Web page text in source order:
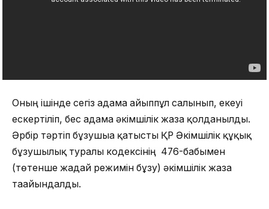
Оның ішінде сегіз адамға айыппұл салынып, екеуі
ескертіліп, бес адамға әкімшілік жаза қолданылды.
Әрбір тәртіп бұзушыға қатысты ҚР Әкімшілік құқық
бұзушылық туралы кодексінің 476-бабымен
(төтенше жағдай режимін бұзу) әкімшілік жаза
тағайындалды.